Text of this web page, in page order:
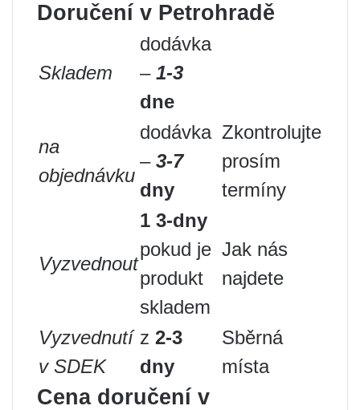
Doručení v Petrohradě
Skladem
dodávka
– 1-3
dne
na
objednávku
dodávka
– 3-7
dny
Zkontrolujte
prosím
termíny
Vyzvednout
1 3-dny
pokud je
produkt
skladem
Jak nás
najdete
Vyzvednutí
v SDEK
z 2-3
dny
Sběrná
místa
Cena doručení v